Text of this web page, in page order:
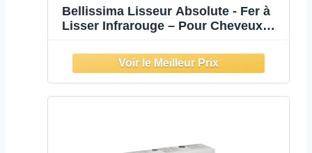
Bellissima Lisseur Absolute - Fer à
Lisser Infrarouge – Pour Cheveux
Kératine - 4 Températures, Plaques
Souples, Design Arrondi, Chauffage
Rapide & Sac Rangement